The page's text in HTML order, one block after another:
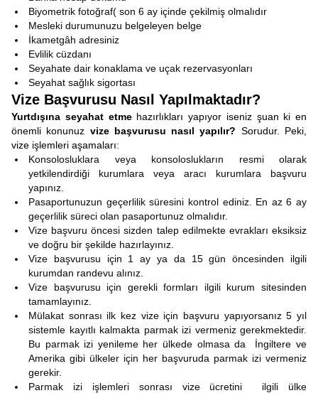
Biyometrik fotoğraf( son 6 ay içinde çekilmiş olmalıdır
Mesleki durumunuzu belgeleyen belge
İkametgâh adresiniz
Evlilik cüzdanı
Seyahate dair konaklama ve uçak rezervasyonları
Seyahat sağlık sigortası
Vize Başvurusu Nasıl Yapılmaktadır?
Yurtdışına seyahat etmehazırlıkları yapıyor iseniz şuan ki en
önemli konunuz vize başvurusu nasıl yapılır? Sorudur. Peki,
vize işlemleri aşamaları:
Konsolosluklara veya konsoloslukların resmi olarak
yetkilendirdiği kurumlara veya aracı kurumlara başvuru
yapınız.
Pasaportunuzun geçerlilik süresini kontrol ediniz. En az 6 ay
geçerlilik süreci olan pasaportunuz olmalıdır.
Vize başvuru öncesi sizden talep edilmekte evrakları eksiksiz
ve doğru bir şekilde hazırlayınız.
Vize başvurusu için 1 ay ya da 15 gün öncesinden ilgili
kurumdan randevu alınız.
Vize başvurusu için gerekli formları ilgili kurum sitesinden
tamamlayınız.
Mülakat sonrası ilk kez vize için başvuru yapıyorsanız 5 yıl
sistemle kayıtlı kalmakta parmak izi vermeniz gerekmektedir.
Bu parmak izi yenileme her ülkede olmasa da İngiltere ve
Amerika gibi ülkeler için her başvuruda parmak izi vermeniz
gerekir.
Parmak izi işlemleri sonrası vize ücretini ilgili ülke